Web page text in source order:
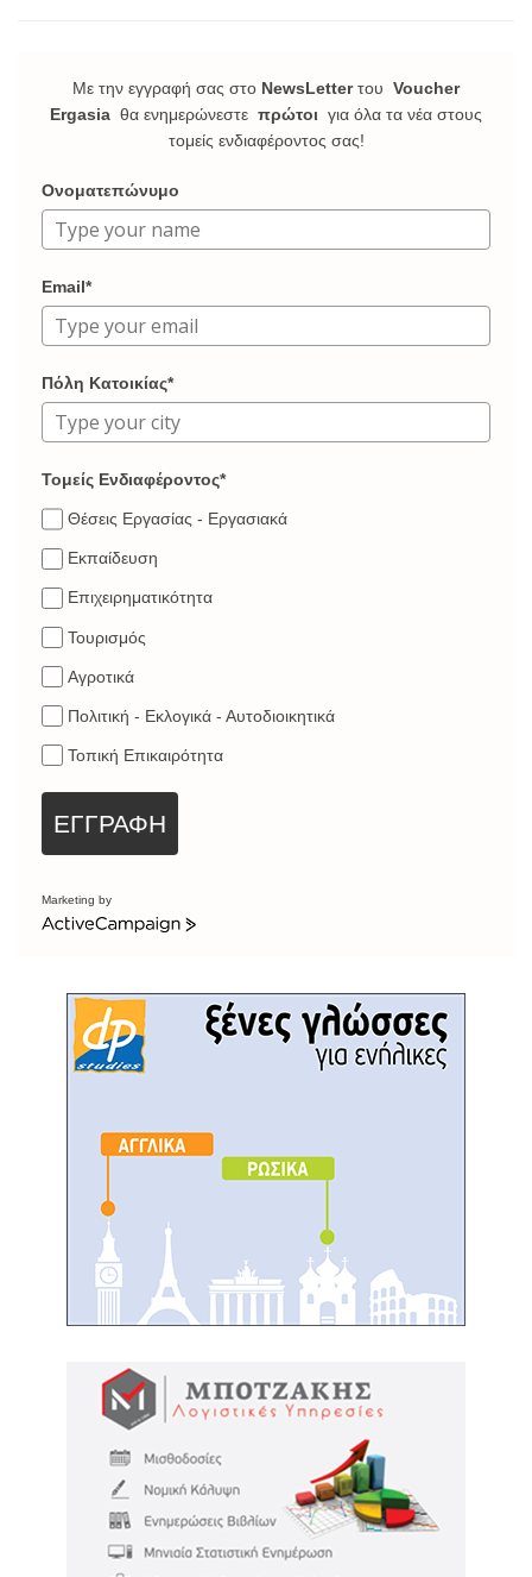
Με την εγγραφή σας στο NewsLetterτου Voucher
Ergasia θα ενημερώνεστε πρώτοι για όλα τα νέα στους
τομείς ενδιαφέροντος σας!
Ονοματεπώνυμο
Email*
Πόλη Κατοικίας*
Τομείς Ενδιαφέροντος*
Θέσεις Εργασίας - Εργασιακά
Εκπαίδευση
Επιχειρηματικότητα
Τουρισμός
Αγροτικά
Πολιτική - Εκλογικά - Αυτοδιοικητικά
Τοπική Επικαιρότητα
ΕΓΓΡΑΦΗ
Marketing by